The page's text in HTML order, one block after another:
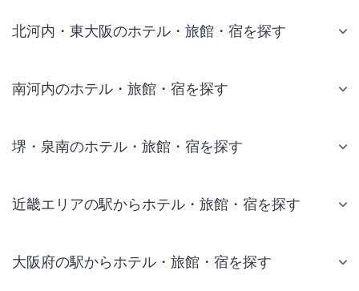
北河内・東大阪のホテル・旅館・宿を探す
南河内のホテル・旅館・宿を探す
堺・泉南のホテル・旅館・宿を探す
近畿エリアの駅からホテル・旅館・宿を探す
大阪府の駅からホテル・旅館・宿を探す